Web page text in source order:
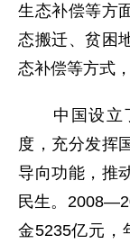
生态补偿等方
态搬迁、贫困
态补偿等方式
中国设立了
度，充分发挥
导向功能，推
民生。
金5235亿元，